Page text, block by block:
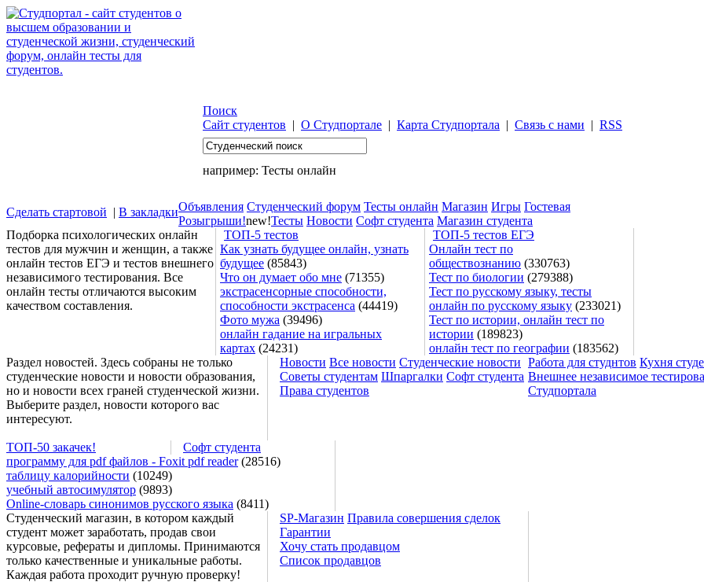
Поиск
Сайт студентов | О Студпортале | Карта Студпортала | Связь с нами | RSS
например: Тесты онлайн
Сделать стартовой | В закладкиОбъявления Студенческий форум Тесты онлайн Магазин Игры Гостевая
Тесты Новости Софт студента Магазин студента
Розыгрыши!new!
Подборка психологических онлайн
тестов для мужчин и женщин, а также
онлайн тестов ЕГЭ и тестов внешнего
независимого тестирования. Все
онлайн тесты отличаются высоким
качеством составления.
ТОП-5 тестов
ТОП-5 тестов ЕГЭ
Как узнать будущее онлайн, узнать
будущее (85843)
Что он думает обо мне (71355)
экстрасенсорные способности,
способности экстрасенса (44419)
Фото мужа (39496)
онлайн гадание на игральных
картах (24231)
Онлайн тест по
обществознанию (330763)
Тест по биологии (279388)
Тест по русскому языку, тесты
онлайн по русскому языку (233021)
Тест по истории, онлайн тест по
истории (189823)
онлайн тест по географии (183562)
Раздел новостей. Здесь собраны не только
студенческие новости и новости образования,
но и новости всех граней студенческой жизни.
Выберите раздел, новости которого вас
интересуют.
Новости Все новости Студенческие новости
Советы студентам Шпаргалки Софт студента
Права студентов
Работа для студнтов Кухня
Внешнее независимое
Студпортала
ТОП-50 закачек!
Софт студента
программу для pdf файлов - Foxit pdf reader(28516)
таблицу калорийности (10249)
учебный автосимулятор (9893)
Online-словарь синонимов русского языка (8411)
Студенческий магазин, в котором каждый
студент может заработать, продав свои
курсовые, рефераты и дипломы. Принимаются
только качественные и уникальные работы.
Каждая работа проходит ручную проверку!
SP-Магазин Правила совершения сделок
Гарантии
Хочу стать продавцом
Список продавцов